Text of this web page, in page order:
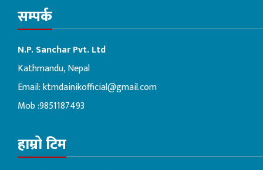
सम्पर्क
N.P. Sanchar Pvt. Ltd
Kathmandu, Nepal
Email:ktmdainikofficial@gmail.com
Mob :9851187493
हाम्रो टिम